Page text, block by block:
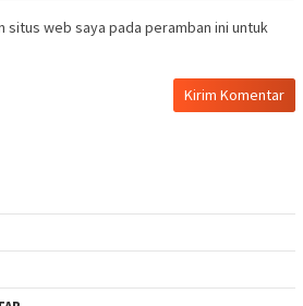
situs web saya pada peramban ini untuk